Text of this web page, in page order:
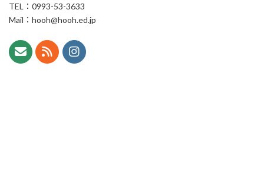
TEL：0993-53-3633
Mail：hooh@hooh.ed.jp